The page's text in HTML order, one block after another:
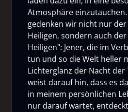
Atmosphäre
gedenken wir nicht nur
Heiligen, sondern auch
Heiligen": Jener, die im
tun und so die Welt heller
Lichterglanz der Nacht der
weist darauf hin, dass es
in meinem persönlichen
nur darauf wartet,